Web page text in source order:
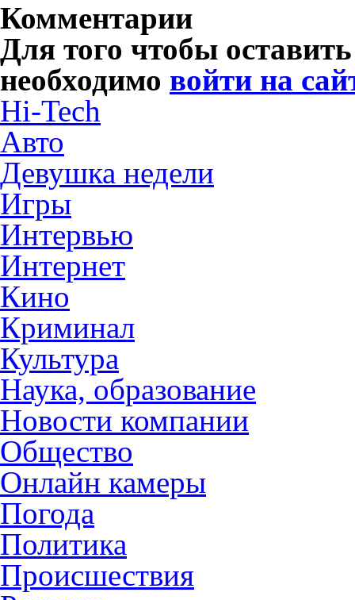
Комментарии
Для того чтобы
необходимо войти на
Hi-Tech
Авто
Девушка недели
Игры
Интервью
Интернет
Кино
Криминал
Культура
Наука, образование
Новости компании
Общество
Онлайн камеры
Погода
Политика
Происшествия